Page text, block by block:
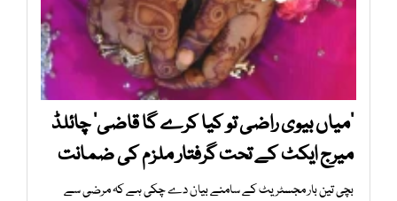
’میاں بیوی راضی تو کیا کرے گا قاضی‘ چائلڈ
میرج ایکٹ کے تحت گرفتار ملزم کی ضمانت
بچی تین بار مجسٹریٹ کے سامنے بیان دے چکی ہے کہ مرضی سے